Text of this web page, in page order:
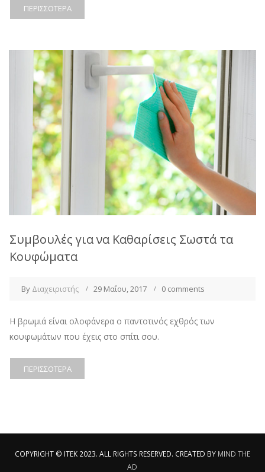
ΠΕΡΙΣΣΌΤΕΡΑ
Συμβουλές για να Καθαρίσεις Σωστά τα
Κουφώματα
By Διαχειριστής 29 Μαΐου, 2017 0 comments
Η βρωμιά είναι ολοφάνερα ο παντοτινός εχθρός των
κουφωμάτων που έχεις στο σπίτι σου.
ΠΕΡΙΣΣΌΤΕΡΑ
COPYRIGHT © ITEK 2023. ALL RIGHTS RESERVED. CREATED BY MIND THE
AD